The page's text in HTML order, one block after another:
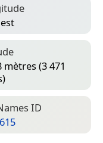
mètres (3 471
ID